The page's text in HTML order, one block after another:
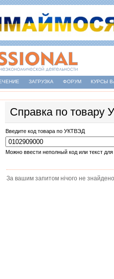
ЗАГРУЗКА ФОРУМ
КУРСЫ
Справка по товару
Введите код товара по УКТВЭД
Можно ввести неполный код или текст
За вашим запитом нічого не